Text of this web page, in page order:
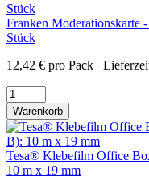
Franken Moderationskarte
Stück
12,42 € pro Pack
Warenkorb
Tesa® Klebefilm Office
10 m x 19 mm